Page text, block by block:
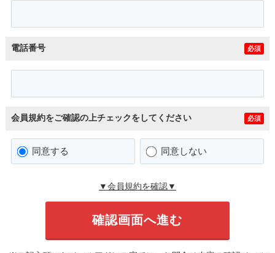
電話番号 必須
会員規約をご確認の上チェックをしてください 必須
同意する 同意しない
▼会員規約を確認▼